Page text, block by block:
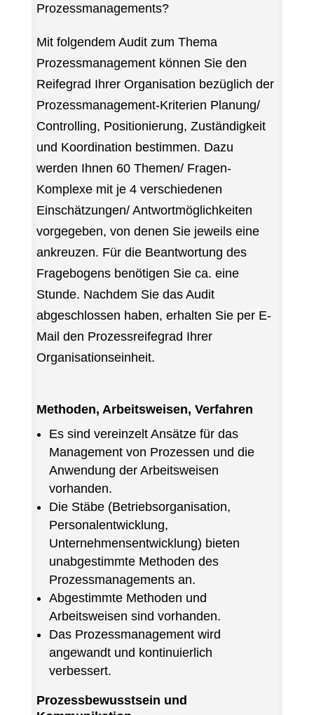
Prozessmanagements?
Mit folgendem Audit zum Thema
Prozessmanagement können Sie den
Reifegrad Ihrer Organisation bezüglich der
Prozessmanagement-Kriterien Planung/
Controlling, Positionierung, Zuständigkeit
und Koordination bestimmen. Dazu
werden Ihnen 60 Themen/ Fragen-
Komplexe mit je 4 verschiedenen
Einschätzungen/ Antwortmöglichkeiten
vorgegeben, von denen Sie jeweils eine
ankreuzen. Für die Beantwortung des
Fragebogens benötigen Sie ca. eine
Stunde. Nachdem Sie das Audit
abgeschlossen haben, erhalten Sie per E-
Mail den Prozessreifegrad Ihrer
Organisationseinheit.
Methoden, Arbeitsweisen, Verfahren
Es sind vereinzelt Ansätze für das
Management von Prozessen und die
Anwendung der Arbeitsweisen
vorhanden.
Die Stäbe (Betriebsorganisation,
Personalentwicklung,
Unternehmensentwicklung) bieten
unabgestimmte Methoden des
Prozessmanagements an.
Abgestimmte Methoden und
Arbeitsweisen sind vorhanden.
Das Prozessmanagement wird
angewandt und kontinuierlich
verbessert.
Prozessbewusstsein und